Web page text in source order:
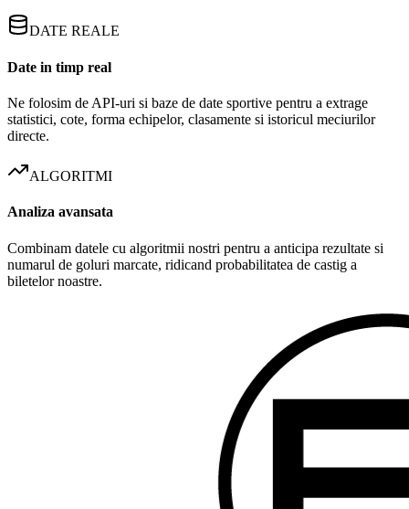
DATE REALE
Date in timp real
Ne folosim de API-uri si baze de date sportive pentru a extrage
statistici, cote, forma echipelor, clasamente si istoricul meciurilor
directe.
ALGORITMI
Analiza avansata
Combinam datele cu algoritmii nostri pentru a anticipa rezultate si
numarul de goluri marcate, ridicand probabilitatea de castig a
biletelor noastre.